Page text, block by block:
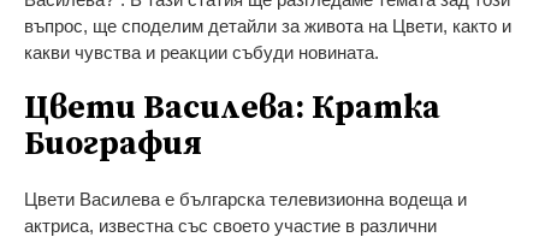
въпрос, ще споделим детайли за живота на Цвети, както и
какви чувства и реакции събуди новината.
Цвети Василева: Кратка
Биография
Цвети Василева е българска телевизионна водеща и
актриса, известна със своето участие в различни